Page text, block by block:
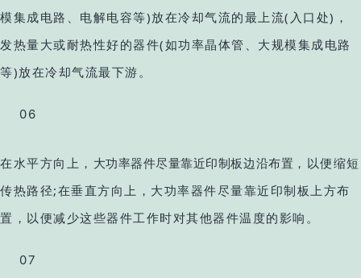
模集成电路、电解电容等)放在冷却气流的最上流(入口处)，
发热量大或耐热性好的器件(如功率晶体管、大规模集成电路
等)放在冷却气流最下游。
06
在水平方向上， 大功率器件尽量靠近印制板边沿布置 ，以便缩短
传热路径;在垂直方向上，大功率器件尽量靠近印制板上方布
置，以便减少这些器件工作时对其他器件温度的影响。
07